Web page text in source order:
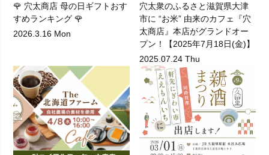
🌹 穴太商店 母の日ギフトおす
すめランキング 🌹
2026.3.16 Mon
穴太衆のふるさと滋賀県大津
市に “お米” 由来のカフェ『穴
太商店』本店がグランドオー
プン！【2025年7月18日(金)】
2025.07.24 Thu